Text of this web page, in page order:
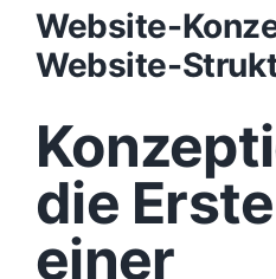
Konzept
Content
Funktionen
Website-
Website-
die
einer